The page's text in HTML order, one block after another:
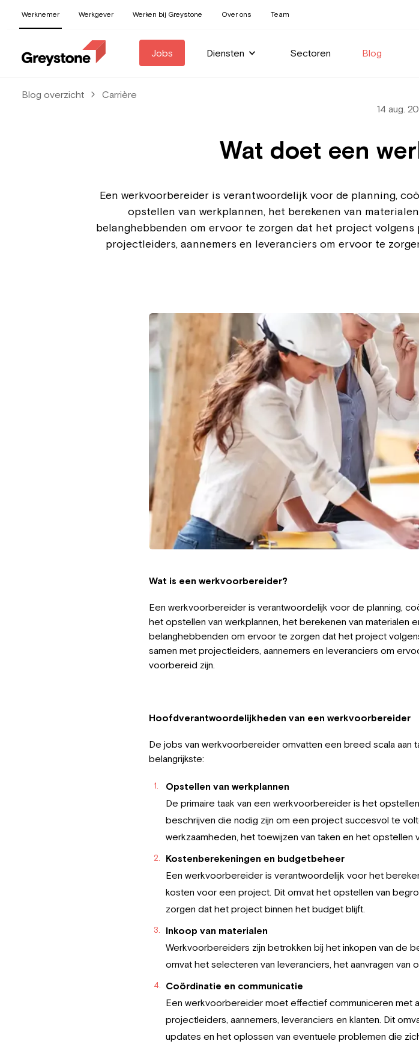
Werknemer Werkgever Werken bij Greystone Over ons Team
Jobs Diensten Sectoren Blog
Blog overzicht
Carrière
14 aug.
Wat doet een
Een werkvoorbereider is verantwoordelijk voor de planning,
opstellen van werkplannen, het berekenen van
belanghebbenden om ervoor te zorgen dat het project
projectleiders, aannemers en leveranciers om ervoor te
Wat is een werkvoorbereider?
Een werkvoorbereider is verantwoordelijk voor de planning,
het opstellen van werkplannen, het berekenen van materialen
belanghebbenden om ervoor te zorgen dat het project
samen met projectleiders, aannemers en leveranciers om
voorbereid zijn.
Hoofdverantwoordelijkheden van een werkvoorbereider
De jobs van werkvoorbereider omvatten een breed scala aan
belangrijkste:
Opstellen van werkplannen
De primaire taak van een werkvoorbereider is het
beschrijven die nodig zijn om een project succesvol te
werkzaamheden, het toewijzen van taken en het opstellen
Kostenberekeningen en budgetbeheer
Een werkvoorbereider is verantwoordelijk voor het
kosten voor een project. Dit omvat het opstellen van
zorgen dat het project binnen het budget blijft.
Inkoop van materialen
Werkvoorbereiders zijn betrokken bij het inkopen van de
omvat het selecteren van leveranciers, het aanvragen van
Coördinatie en communicatie
Een werkvoorbereider moet effectief communiceren met
projectleiders, aannemers, leveranciers en klanten. Dit
updates en het oplossen van eventuele problemen die